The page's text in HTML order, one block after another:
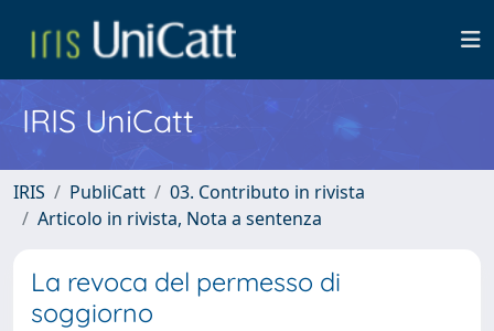
IRIS UniCatt
IRIS PubliCatt
03. Contributo in rivista
Articolo in rivista, Nota a sentenza
La revoca del permesso di
soggiorno